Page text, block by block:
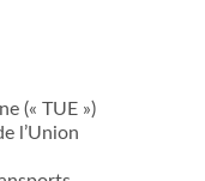
(« TUE »)
l’Union